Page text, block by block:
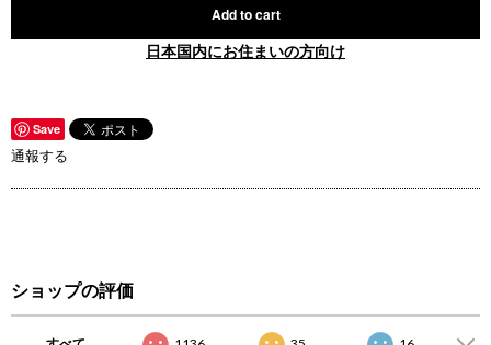
Add to cart
日本国内にお住まいの方向け
Save
通報する
ショップの評価